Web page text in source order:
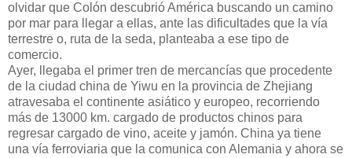
olvidar que Colón descubrió América buscando un camino
por mar para llegar a ellas, ante las dificultades que la vía
terrestre o, ruta de la seda, planteaba a ese tipo de
comercio.
Ayer, llegaba el primer tren de mercancías que procedente
de la ciudad china de Yiwu en la provincia de Zhejiang
atravesaba el continente asiático y europeo, recorriendo
más de 13000 km. cargado de productos chinos para
regresar cargado de vino, aceite y jamón. China ya tiene
una vía ferroviaria que la comunica con Alemania y ahora se